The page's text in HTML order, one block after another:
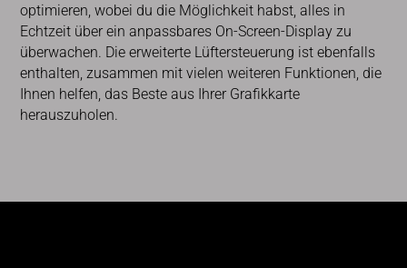
optimieren, wobei du die Möglichkeit habst, alles in
Echtzeit über ein anpassbares On-Screen-Display zu
überwachen. Die erweiterte Lüftersteuerung ist ebenfalls
enthalten, zusammen mit vielen weiteren Funktionen, die
Ihnen helfen, das Beste aus Ihrer Grafikkarte
herauszuholen.